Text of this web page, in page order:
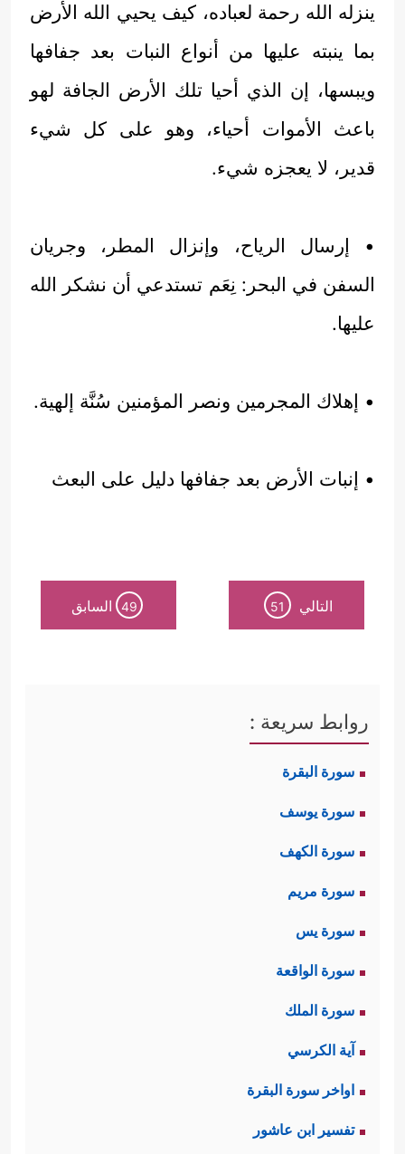
ينزله الله رحمة لعباده، كيف يحيي الله الأرض
بما ينبته عليها من أنواع النبات بعد جفافها
ويبسها، إن الذي أحيا تلك الأرض الجافة لهو
باعث الأموات أحياء، وهو على كل شيء
قدير، لا يعجزه شيء.
• إرسال الرياح، وإنزال المطر، وجريان
السفن في البحر: نِعَم تستدعي أن نشكر الله
عليها.
• إهلاك المجرمين ونصر المؤمنين سُنَّة إلهية.
• إنبات الأرض بعد جفافها دليل على البعث
التالي 51
49 السابق
روابط سريعة :
سورة البقرة
سورة يوسف
سورة الكهف
سورة مريم
سورة يس
سورة الواقعة
سورة الملك
آية الكرسي
اواخر سورة البقرة
تفسير ابن عاشور